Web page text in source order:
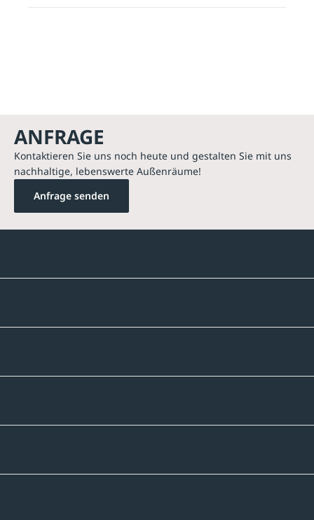
ANFRAGE
Kontaktieren Sie uns noch heute und gestalten Sie mit uns
nachhaltige, lebenswerte Außenräume!
Anfrage senden